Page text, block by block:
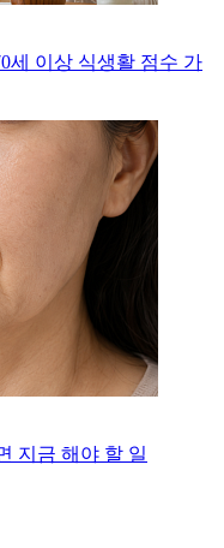
세 이상 식생활 점수 가
지금 해야 할 일